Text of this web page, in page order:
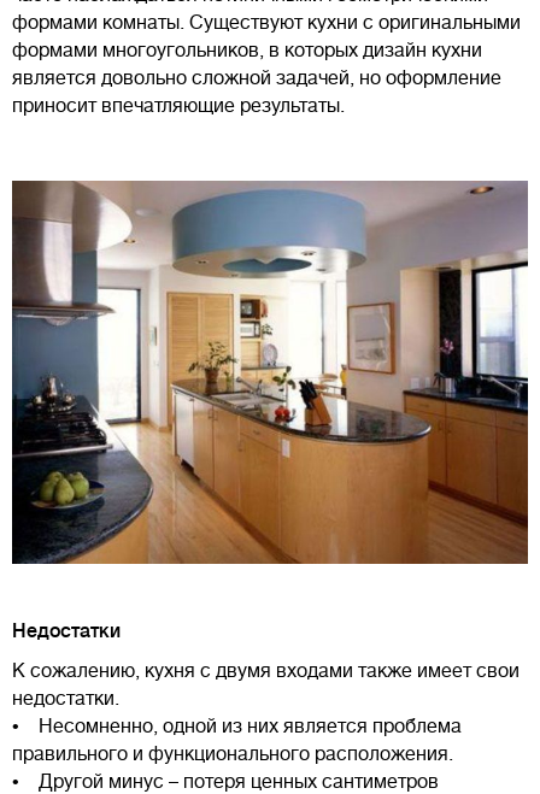
формами комнаты. Существуют кухни с оригинальными
формами многоугольников, в которых дизайн кухни
является довольно сложной задачей, но оформление
приносит впечатляющие результаты.
Недостатки
К сожалению, кухня с двумя входами также имеет свои
недостатки.
• Несомненно, одной из них является проблема
правильного и функционального расположения.
• Другой минус – потеря ценных сантиметров